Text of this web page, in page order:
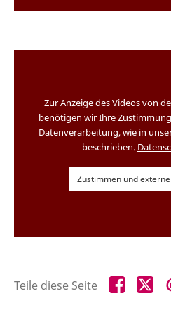
Zur Anzeige des Videos von
benötigen wir Ihre
Datenverarbeitung, wie in
beschrieben.
Zustimmen und
Teile diese Seite Teile
diese